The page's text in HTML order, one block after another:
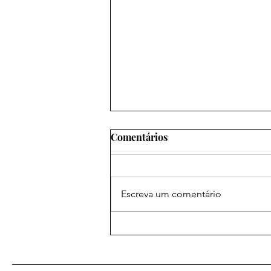
Comentários
Escreva um comentário